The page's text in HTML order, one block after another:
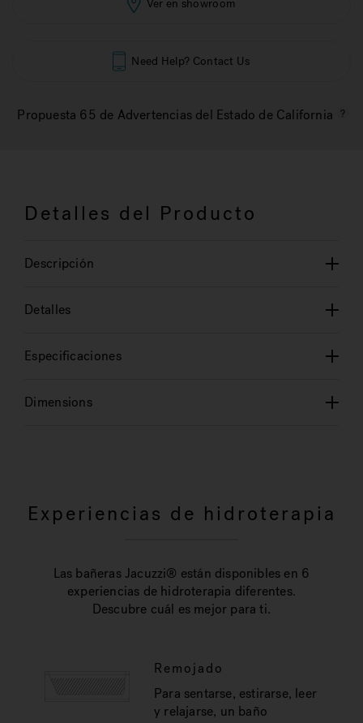
Ver en showroom
Need Help? Contact Us
Propuesta 65 de Advertencias del Estado de California
Detalles del Producto
Descripción
Detalles
Especificaciones
Dimensions
Experiencias de hidroterapia
Las bañeras Jacuzzi® están disponibles en 6
experiencias de hidroterapia diferentes.
Descubre cuál es mejor para ti.
Remojado
Para sentarse, estirarse, leer
y relajarse, un baño